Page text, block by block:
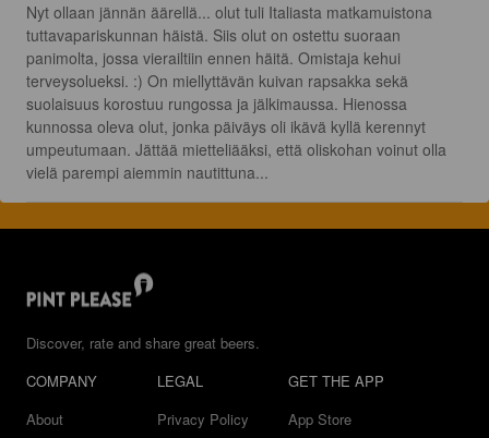
Nyt ollaan jännän äärellä... olut tuli Italiasta matkamuistona
tuttavapariskunnan häistä. Siis olut on ostettu suoraan
panimolta, jossa vierailtiin ennen häitä. Omistaja kehui
terveysolueksi. :) On miellyttävän kuivan rapsakka sekä
suolaisuus korostuu rungossa ja jälkimaussa. Hienossa
kunnossa oleva olut, jonka päiväys oli ikävä kyllä kerennyt
umpeutumaan. Jättää mietteliääksi, että oliskohan voinut olla
vielä parempi aiemmin nautittuna...
Discover, rate and share great beers.
COMPANY
About
LEGAL
Privacy Policy
GET THE APP
App Store